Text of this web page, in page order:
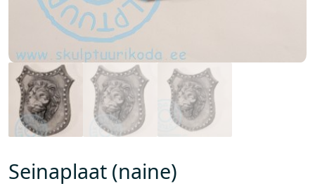
Seinaplaat (naine)